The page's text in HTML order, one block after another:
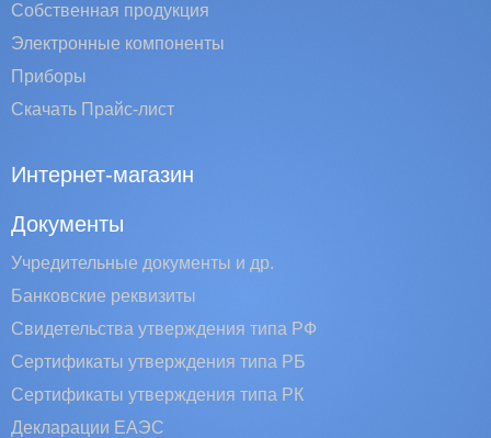
Собственная продукция
Электронные компоненты
Приборы
Скачать Прайс-лист
Интернет-магазин
Документы
Учредительные документы и др.
Банковские реквизиты
Свидетельства утверждения типа РФ
Сертификаты утверждения типа РБ
Сертификаты утверждения типа РК
Декларации ЕАЭС